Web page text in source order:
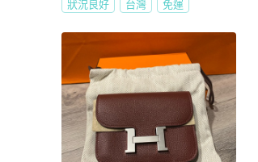
狀況良好 台灣 免運